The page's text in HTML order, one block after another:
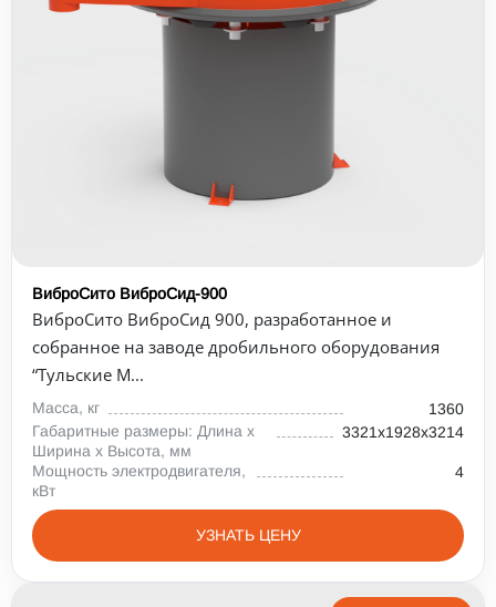
ВиброСито ВиброСид-900
ВиброСито ВиброСид 900, разработанное и
собранное на заводе дробильного оборудования
“Тульские М...
Масса, кг
1360
Габаритные размеры: Длина х
Ширина х Высота, мм
3321х1928х3214
Мощность электродвигателя,
кВт
4
УЗНАТЬ ЦЕНУ